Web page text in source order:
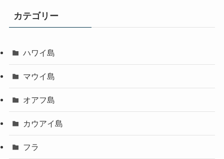
カテゴリー
ハワイ島
マウイ島
オアフ島
カウアイ島
フラ